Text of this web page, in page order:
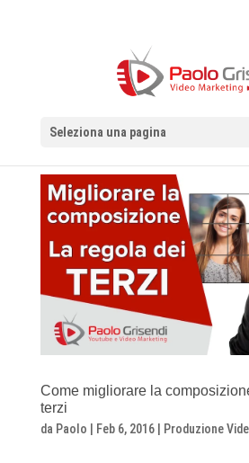
Seleziona una pagina
Come migliorare la
terzi
da Paolo Feb 6, 2016| Produzione